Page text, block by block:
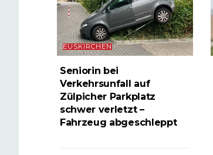
EUSKIRCHEN
Seniorin bei
Verkehrsunfall auf
Zülpicher Parkplatz
schwer verletzt –
Fahrzeug abgeschleppt